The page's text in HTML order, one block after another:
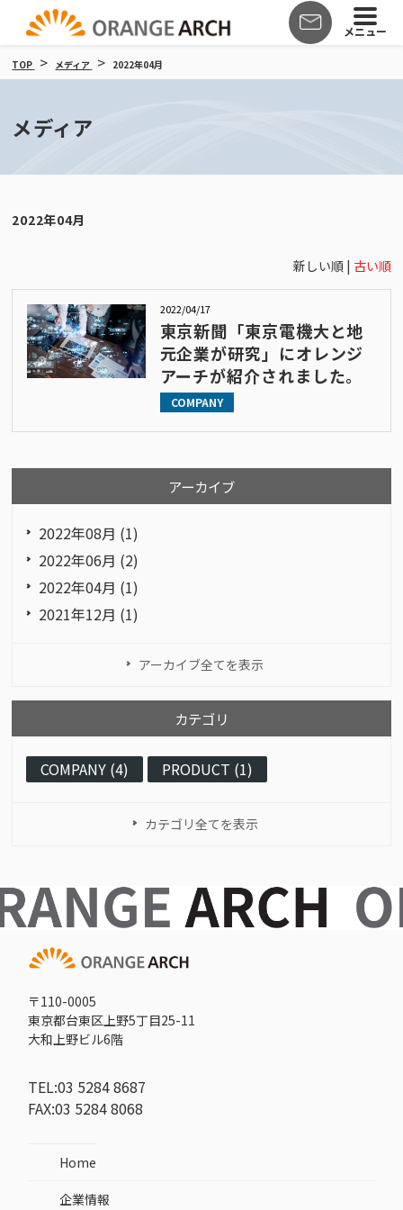
メニュー
TOP メディア 2022年04月
メディア
2022年04月
新しい順 | 古い順
2022/04/17
東京新聞「東京電機大と地
元企業が研究」にオレンジ
アーチが紹介されました。
COMPANY
アーカイブ
2022年08月 (1)
2022年06月 (2)
2022年04月 (1)
2021年12月 (1)
アーカイブ全てを表示
カテゴリ
COMPANY (4) PRODUCT (1)
カテゴリ全てを表示
〒110-0005
東京都台東区上野5丁目25-11
大和上野ビル6階
TEL:03 5284 8687
FAX:03 5284 8068
Home
企業情報